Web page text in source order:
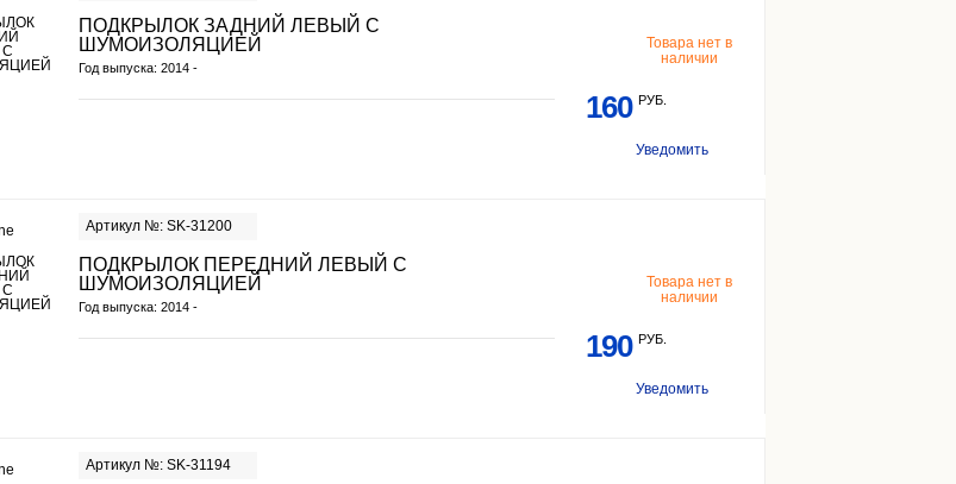
ПОДКРЫЛОК ЗАДНИЙ ЛЕВЫЙ С
ШУМОИЗОЛЯЦИЕЙ
Год выпуска: 2014 -
Товара нет в
наличии
160 РУБ.
Уведомить
Артикул №: SK-31200
ПОДКРЫЛОК ПЕРЕДНИЙ ЛЕВЫЙ С
ШУМОИЗОЛЯЦИЕЙ
Год выпуска: 2014 -
Товара нет в
наличии
190 РУБ.
Уведомить
Артикул №: SK-31194